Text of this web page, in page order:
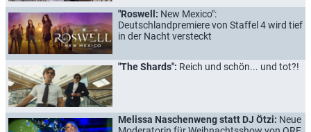
"Roswell: New Mexico":
Deutschlandpremiere von Staffel 4 wird tief
in der Nacht versteckt
"The Shards": Reich und schön... und tot?!
Melissa Naschenweng statt DJ Ötzi: Neue